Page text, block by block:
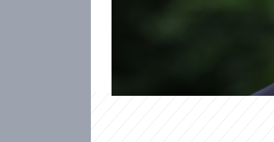
financí Bruno Le Maire
Macronem. Poukazuje
lepenovců, ale také
extremistické a mohou